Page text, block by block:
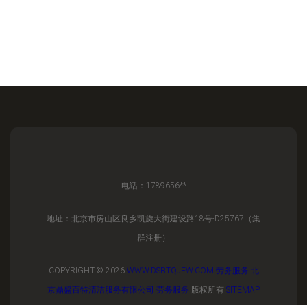
电话：1789656**
地址：北京市房山区良乡凯旋大街建设路18号-D25767（集
群注册）
COPYRIGHT © 2026 WWW.DSBTQJFW.COM 劳务服务 北
京鼎盛百特清洁服务有限公司 劳务服务 版权所有 SITEMAP